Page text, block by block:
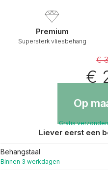
Premium
Supersterk vliesbehang
€
€
Op
Gratis
Liever eerst een
Behangstaal
Binnen 3 werkdagen